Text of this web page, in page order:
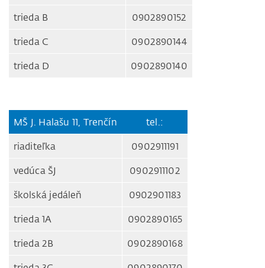
trieda B 0902890152
trieda C 0902890144
trieda D 0902890140
MŠ J. Halašu 11, Trenčín tel.:
riaditeľka 0902911191
vedúca ŠJ 0902911102
školská jedáleň 0902901183
trieda 1A 0902890165
trieda 2B 0902890168